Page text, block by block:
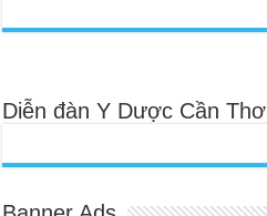
Diễn đàn Y Dược Cần Thơ